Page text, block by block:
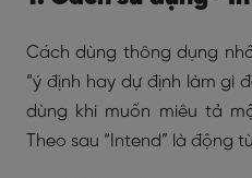
Cách dùng thông dụng
“ý định hay dự định làm gì
dùng khi muốn miêu tả
Theo sau “Intend” là động